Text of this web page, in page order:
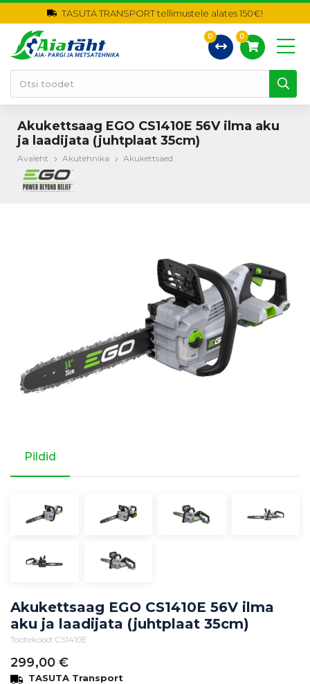
TASUTA TRANSPORT tellimustele alates 150€!
0 0
Akukettsaag EGO CS1410E 56V ilma aku
ja laadijata (juhtplaat 35cm)
Avaleht Akutehnika Akukettsaed
Pildid
Akukettsaag EGO CS1410E 56V ilma
aku ja laadijata (juhtplaat 35cm)
Tootekood: CS1410E
299,00 €
TASUTA Transport